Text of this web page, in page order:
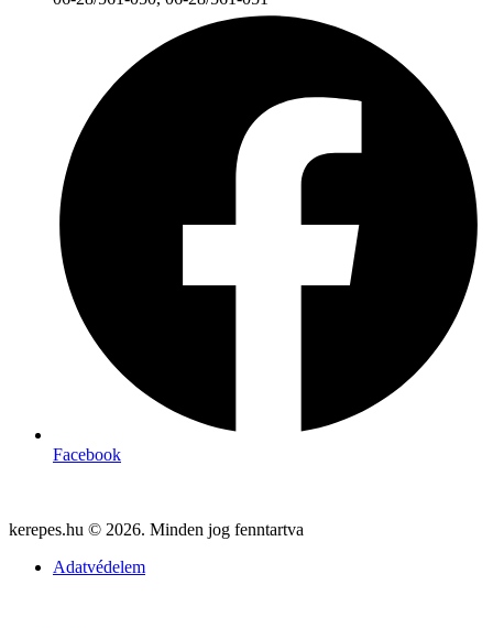
Facebook
kerepes.hu © 2026. Minden jog fenntartva
Adatvédelem